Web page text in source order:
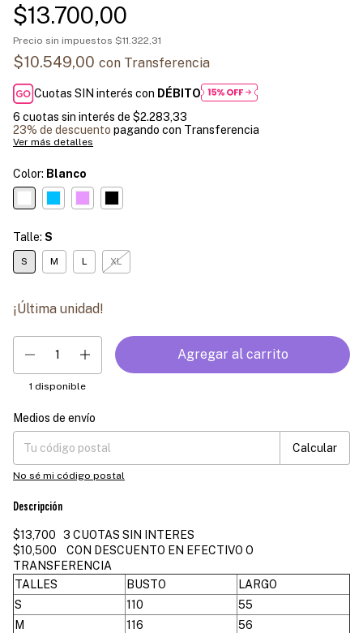
$13.700,00
Precio sin impuestos $11.322,31
$10.549,00 con Transferencia
Cuotas SIN interés con DÉBITO
6 cuotas sin interés de $2.283,33
23% de descuento pagando con Transferencia
Ver más detalles
Color: Blanco
Talle: S
S M L XL
¡Última unidad!
1 disponible
Entregas para el CP:
Medios de envío
Calcular
No sé mi código postal
Descripción
$13,700 3 CUOTAS SIN INTERES
$10,500 CON DESCUENTO EN EFECTIVO O
TRANSFERENCIA
TALLES
BUSTO
LARGO
S
110
55
M
116
56